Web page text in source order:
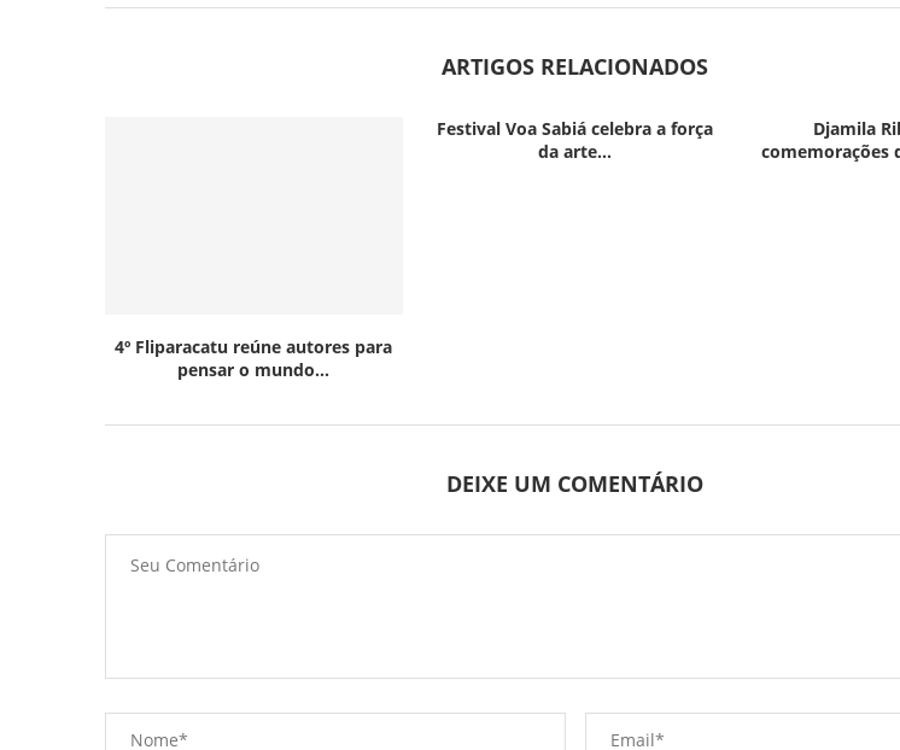
ARTIGOS RELACIONADOS
4º Fliparacatu reúne autores para
pensar o mundo...
Festival Voa Sabiá celebra a força
da arte...
Djamila
comemorações
DEIXE UM COMENTÁRIO